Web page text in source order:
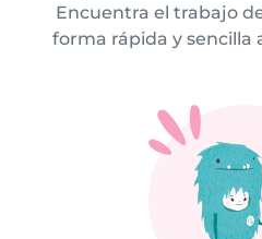
Encuentra el trabajo
forma rápida y sencilla